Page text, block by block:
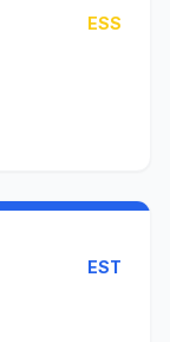
ESS
EST